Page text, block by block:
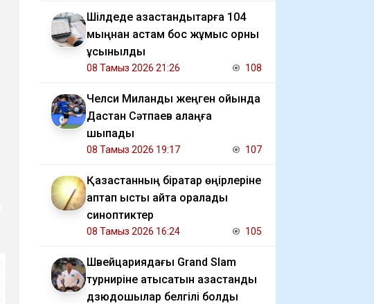
​Шілдеде қазақстандықтарға 104
мыңнан астам бос жұмыс орны
ұсынылды
08 Тамыз 2026 21:26 108
Челси Миланды жеңген ойында
Дастан Сәтпаев алаңға
шықпады
08 Тамыз 2026 19:17 107
Қазақстанның бірқатар өңірлеріне
аптап ыстық қайта оралады
синоптиктер
08 Тамыз 2026 16:24 105
Швейцариядағы Grand Slam
турниріне қатысатын қазақстандық
дзюдошылар белгілі болды